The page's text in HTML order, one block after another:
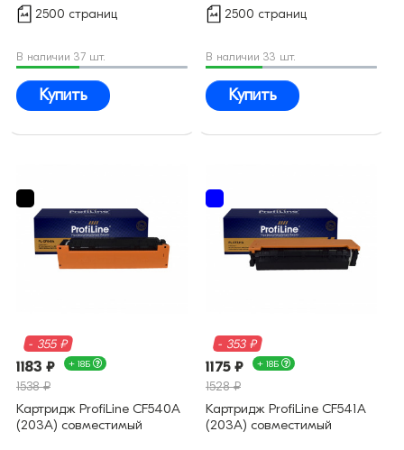
2500 страниц
В наличии 37 шт.
Купить
2500 страниц
В наличии 33 шт.
Купить
- 355 ₽
1183 ₽ + 18Б
1538 ₽
Картридж ProfiLine CF540A
(203A) совместимый
- 353 ₽
1175 ₽ + 18Б
1528 ₽
Картридж ProfiLine CF541A
(203A) совместимый